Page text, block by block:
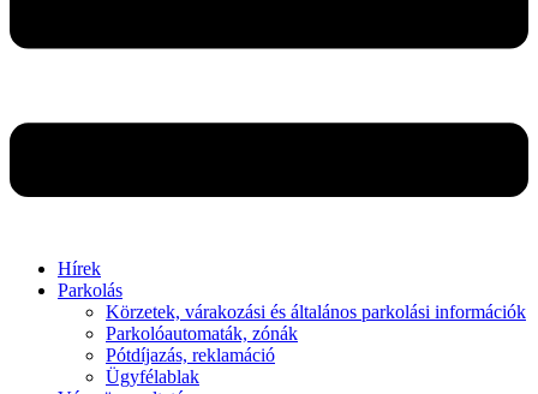
Hírek
Parkolás
Körzetek, várakozási és általános parkolási információk
Parkolóautomaták, zónák
Pótdíjazás, reklamáció
Ügyfélablak